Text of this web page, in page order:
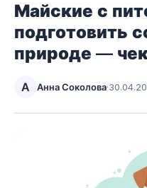
Майские с
подготовить
природе —
А Анна Соколова·